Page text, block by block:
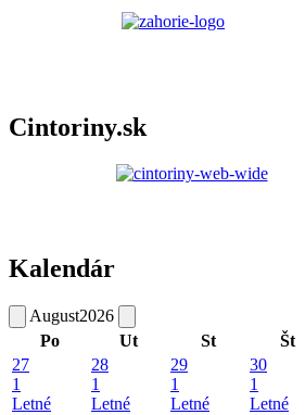
Cintoriny.sk
Kalendár
August2026
Po
Ut St Št
27
1
Letné
28
1
Letné
29
1
Letné
30
1
Letné